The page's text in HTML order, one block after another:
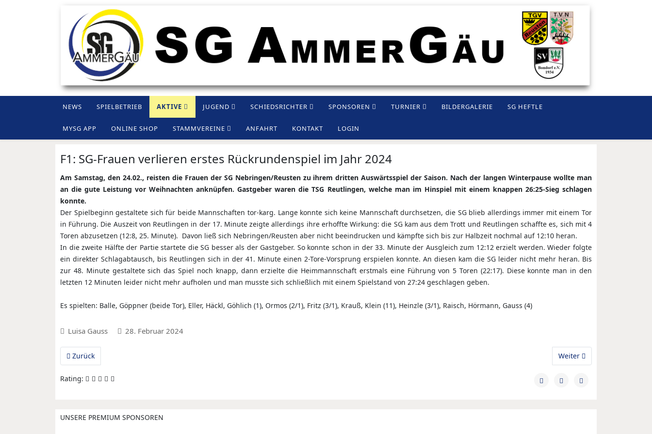
NEWS SPIELBETRIEB AKTIVE JUGEND SCHIEDSRICHTER SPONSOREN TURNIER BILDERGALERIE SG HEFTLE
MYSG APP ONLINE SHOP STAMMVEREINE ANFAHRT KONTAKT LOGIN
F1: SG-Frauen verlieren erstes Rückrundenspiel im Jahr 2024
Am Samstag, den 24.02., reisten die Frauen der SG Nebringen/Reusten zu ihrem dritten Auswärtsspiel der Saison. Nach der langen Winterpause wollte man
an die gute Leistung vor Weihnachten anknüpfen. Gastgeber waren die TSG Reutlingen, welche man im Hinspiel mit einem knappen 26:25-Sieg schlagen
konnte.
Der Spielbeginn gestaltete sich für beide Mannschaften tor-karg. Lange konnte sich keine Mannschaft durchsetzen, die SG blieb allerdings immer mit einem Tor
in Führung. Die Auszeit von Reutlingen in der 17. Minute zeigte allerdings ihre erhoffte Wirkung: die SG kam aus dem Trott und Reutlingen schaffte es, sich mit 4
Toren abzusetzen (12:8, 25. Minute). Davon ließ sich Nebringen/Reusten aber nicht beeindrucken und kämpfte sich bis zur Halbzeit nochmal auf 12:10 heran.
In die zweite Hälfte der Partie startete die SG besser als der Gastgeber. So konnte schon in der 33. Minute der Ausgleich zum 12:12 erzielt werden. Wieder folgte
ein direkter Schlagabtausch, bis Reutlingen sich in der 41. Minute einen 2-Tore-Vorsprung erspielen konnte. An diesen kam die SG leider nicht mehr heran. Bis
zur 48. Minute gestaltete sich das Spiel noch knapp, dann erzielte die Heimmannschaft erstmals eine Führung von 5 Toren (22:17). Diese konnte man in den
letzten 12 Minuten leider nicht mehr aufholen und man musste sich schließlich mit einem Spielstand von 27:24 geschlagen geben.
Es spielten: Balle, Göppner (beide Tor), Eller, Häckl, Göhlich (1), Ormos (2/1), Fritz (3/1), Krauß, Klein (11), Heinzle (3/1), Raisch, Hörmann, Gauss (4)
Luisa Gauss 28. Februar 2024
Vorheriger Beitrag: F1: Derby-Niederlage
Zurück Nächster Beitrag: F1:
Weiter
Rating:
UNSERE PREMIUM SPONSOREN